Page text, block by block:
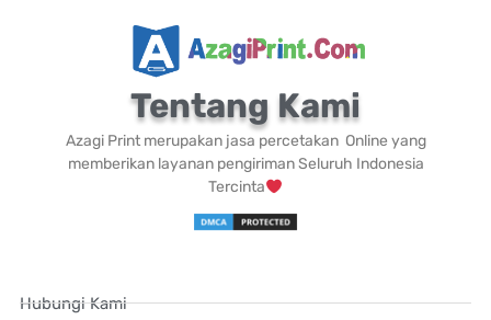
Tentang Kami
Azagi Print merupakan jasa percetakan Online yang
memberikan layanan pengiriman Seluruh Indonesia
Tercinta
Hubungi Kami